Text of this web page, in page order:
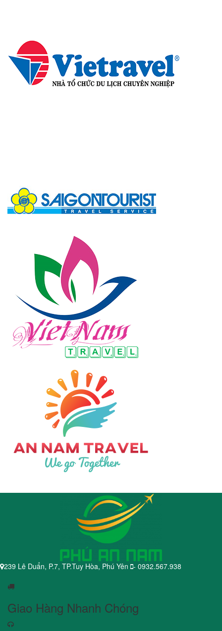
239 Lê Duẩn, P.7, TP.Tuy Hòa, Phú Yên - 0932.567.938
Giao Hàng Nhanh Chóng